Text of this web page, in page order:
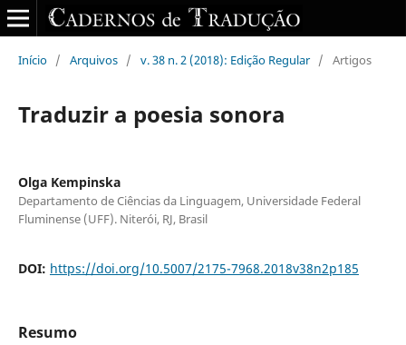
Início / Arquivos / v. 38 n. 2 (2018): Edição Regular / Artigos
Traduzir a poesia sonora
Olga Kempinska
Departamento de Ciências da Linguagem, Universidade Federal
Fluminense (UFF). Niterói, RJ, Brasil
DOI: https://doi.org/10.5007/2175-7968.2018v38n2p185
Resumo